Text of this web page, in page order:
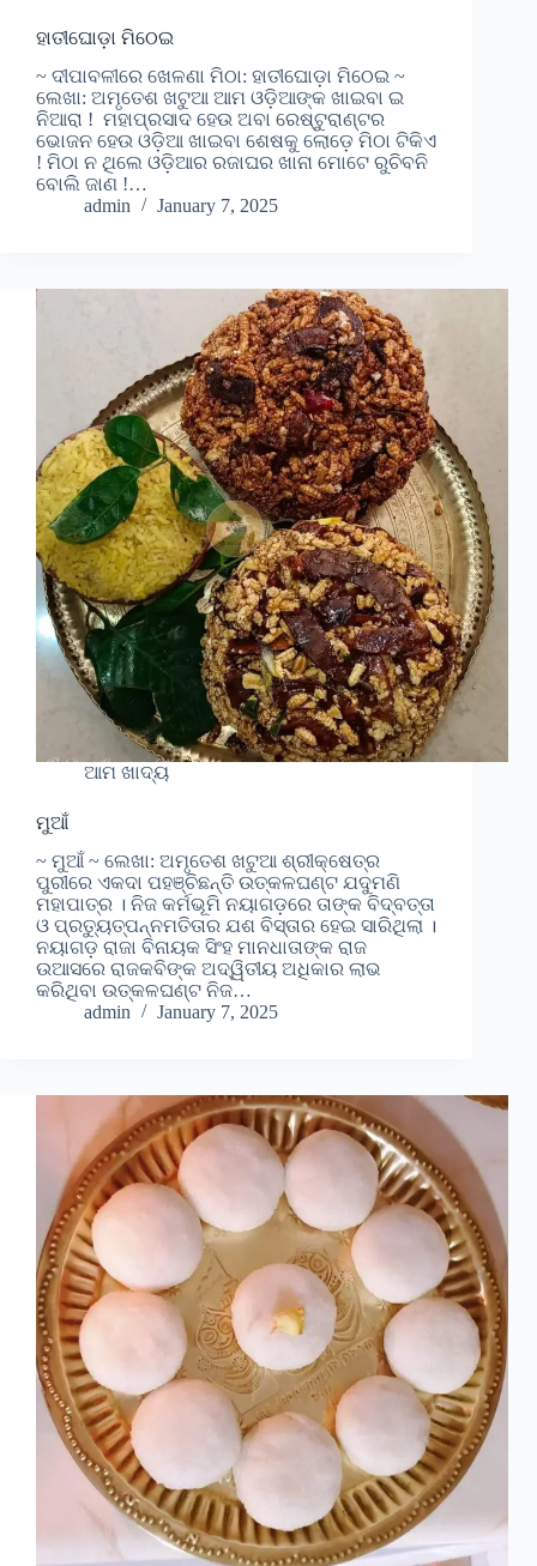
ହାତୀଘୋଡ଼ା ମିଠେଇ
~ ଦୀପାବଳୀରେ ଖେଳଣା ମିଠା: ହାତୀଘୋଡ଼ା ମିଠେଇ ~
ଲେଖା: ଅମୃତେଶ ଖଟୁଆ ଆମ ଓଡ଼ିଆଙ୍କ ଖାଇବା ଇ
ନିଆରା ! ମହାପ୍ରସାଦ ହେଉ ଅବା ରେଷ୍ଟୁରାଣ୍ଟର
ଭୋଜନ ହେଉ ଓଡ଼ିଆ ଖାଇବା ଶେଷକୁ ଲୋଡ଼େ ମିଠା ଟିକିଏ
! ମିଠା ନ ଥିଲେ ଓଡ଼ିଆର ରଜାଘର ଖାନା ମୋଟେ ରୁଚିବନି
ବୋଲି ଜାଣ !…
admin
January 7, 2025
ଆମ ଖାଦ୍ୟ
ମୁଆଁ
~ ମୁଆଁ ~ ଲେଖା: ଅମୃତେଶ ଖଟୁଆ ଶ୍ରୀକ୍ଷେତ୍ର
ପୁରୀରେ ଏକଦା ପହଞ୍ଚିଛନ୍ତି ଉତ୍କଳଘଣ୍ଟ ଯଦୁମଣି
ମହାପାତ୍ର । ନିଜ କର୍ମଭୂମି ନୟାଗଡ଼ରେ ତାଙ୍କ ବିଦ୍‍ବତ୍ତା
ଓ ପ୍ରତ୍ୟୁତ୍ପନ୍ନମତିତାର ଯଶ ବିସ୍ତାର ହେଇ ସାରିଥିଲା ।
ନୟାଗଡ଼ ରାଜା ବିନାୟକ ସିଂହ ମାନଧାତାଙ୍କ ରାଜ
ଉଆସରେ ରାଜକବିଙ୍କ ଅଦ୍ୱିତୀୟ ଅଧିକାର ଲାଭ
କରିଥିବା ଉତ୍କଳଘଣ୍ଟ ନିଜ…
admin
January 7, 2025